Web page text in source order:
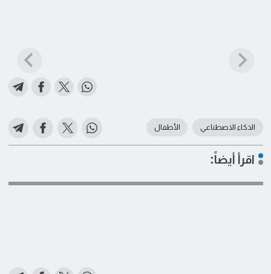
الذكاء الاصطناعي الأطفال
اقرأ أيضاً: